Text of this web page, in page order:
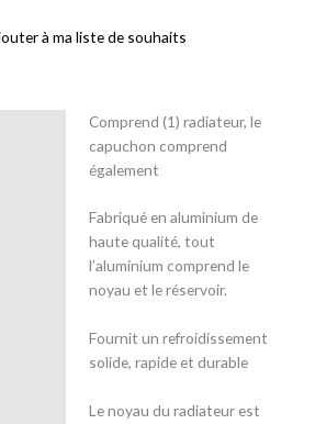
à ma liste de souhaits
Comprend (1) radiateur, le
capuchon comprend
également
Fabriqué en aluminium de
haute qualité, tout
l’aluminium comprend le
noyau et le réservoir.
Fournit un refroidissement
solide, rapide et durable
Le noyau du radiateur est